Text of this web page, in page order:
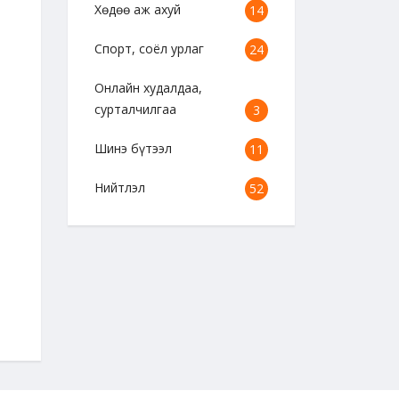
Хөдөө аж ахуй 14
Спорт, соёл урлаг 24
Онлайн худалдаа,
сурталчилгаа
3
Шинэ бүтээл 11
Нийтлэл 52